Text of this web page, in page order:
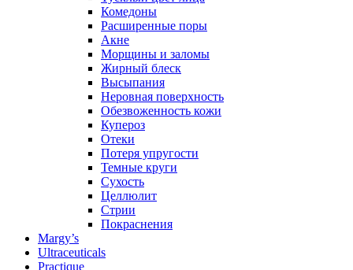
Комедоны
Расширенные поры
Акне
Морщины и заломы
Жирный блеск
Высыпания
Неровная поверхность
Обезвоженность кожи
Купероз
Отеки
Потеря упругости
Темные круги
Сухость
Целлюлит
Стрии
Покраснения
Margy’s
Ultraceuticals
Practique